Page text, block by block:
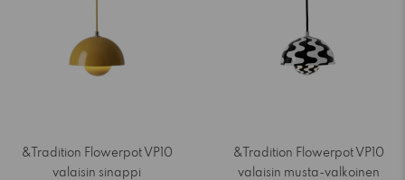
&Tradition Flowerpot VP10
valaisin sinappi
&Tradition Flowerpot VP10
valaisin musta-valkoinen